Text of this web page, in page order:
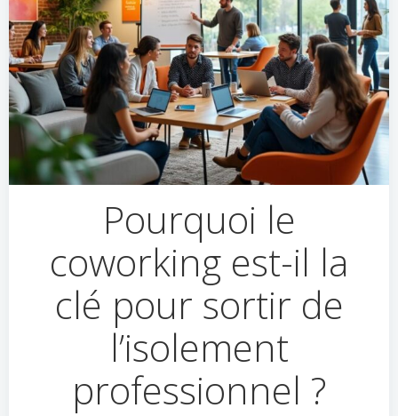
Pourquoi le
coworking est-il la
clé pour sortir de
l’isolement
professionnel ?